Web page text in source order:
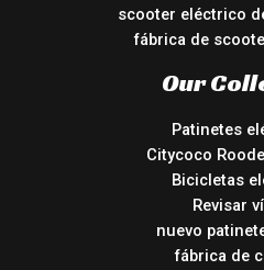
scooter eléctrico
fábrica de
Our
Patinetes
Citycoco
Bicicletas
Revisar
nuevo
fábrica de